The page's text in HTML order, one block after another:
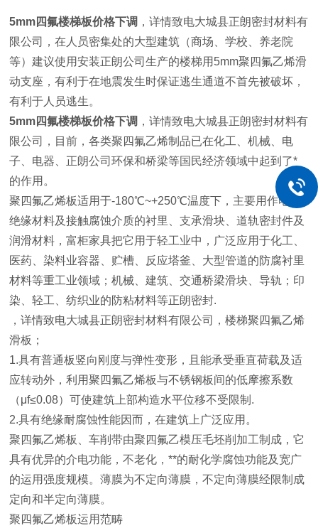
5mm四氟楼梯板价格下调 ，详情致电大城县正朗密封材料有
限公司，在人员密集处的大型建筑（商场、学校、养老院
等）建议使用安装正朗公司生产的楼梯用5mm聚四氟乙烯滑
动支座，有利于在地震发生时保证逃生通道不首先被破坏，
有利于人员逃生。
5mm四氟楼梯板价格下调 ，详情致电大城县正朗密封材料有
限公司，目前，各类聚四氟乙烯制品已在化工、机械、电
子、电器、正朗公司环保和桥梁等国民经济领域中起到了*
的作用。
聚四氟乙烯板适用于-180℃~+250℃温度下，主要用作电器
绝缘材料及接触腐蚀介质的衬里、支承滑块、道轨密封件及
润滑材料，富柜家具把它用于轻工业中，广泛应用于化工、
医药、染料业容器、贮槽、反应塔釜、大型管道的防腐衬里
材料等重工业领域；机械、建筑、交通桥梁滑块、导轨；印
染、轻工、纺织业的防粘材料等正朗密封.
，详情致电大城县正朗密封材料有限公司，楼梯聚四氟乙烯
滑板；
1.具有普通板竖向刚度与弹性变形，且能承受垂直荷载及适
应转动外，利用聚四氟乙烯板与不锈钢板间的低摩擦系数
（μf≤0.08）可使建筑上部构造水平位移不受限制.
2.具有绝缘耐腐蚀性能因而，在建筑上广泛应用。
聚四氟乙烯板、车削带由聚四氟乙模压毛坯削加工制成，它
具有优异的介电功能，不老化，**的耐化学腐蚀功能及宽广
的运用强度规模。薄膜为不定向薄膜，不定向薄膜经限制成
定向和半定向薄膜。
聚四氟乙烯板运用范畴